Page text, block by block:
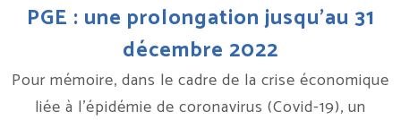
PGE : une prolongation jusqu’au 31
décembre 2022
Pour mémoire, dans le cadre de la crise économique
liée à l’épidémie de coronavirus (Covid-19), un